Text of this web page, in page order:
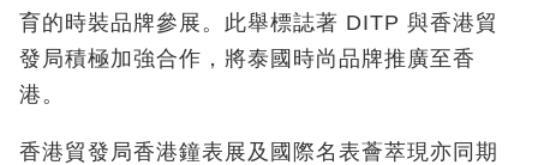
育的時裝品牌參展。此舉標誌著 DITP 與香港貿
發局積極加強合作，將泰國時尚品牌推廣至香
港。
香港貿發局香港鐘表展及國際名表薈萃現亦同期